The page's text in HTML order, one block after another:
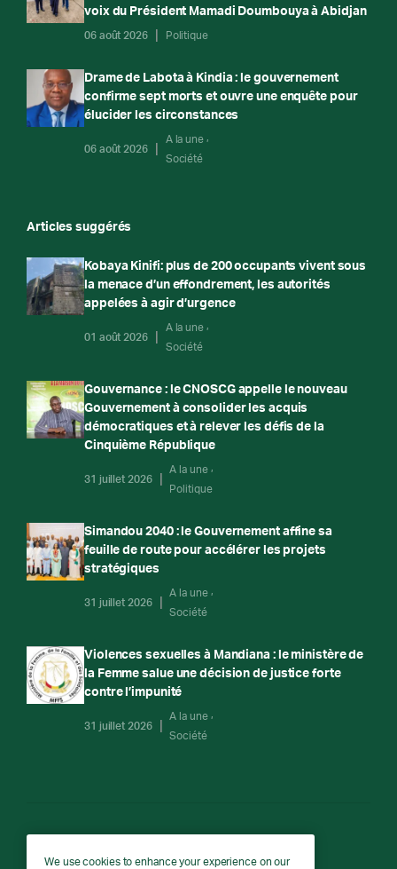
voix du Président Mamadi Doumbouya à Abidjan
06 août 2026 Politique
Drame de Labota à Kindia : le gouvernement
confirme sept morts et ouvre une enquête pour
élucider les circonstances
06 août 2026
A la une
Société
Articles suggérés
Kobaya Kinifi: plus de 200 occupants vivent sous
la menace d’un effondrement, les autorités
appelées à agir d’urgence
01 août 2026
A la une
Société
Gouvernance : le CNOSCG appelle le nouveau
Gouvernement à consolider les acquis
démocratiques et à relever les défis de la
Cinquième République
31 juillet 2026
A la une
Politique
Simandou 2040 : le Gouvernement affine sa
feuille de route pour accélérer les projets
stratégiques
31 juillet 2026
A la une
Société
Violences sexuelles à Mandiana : le ministère de
la Femme salue une décision de justice forte
contre l’impunité
31 juillet 2026
A la une
Société
RTG
We use cookies to enhance your experience on our